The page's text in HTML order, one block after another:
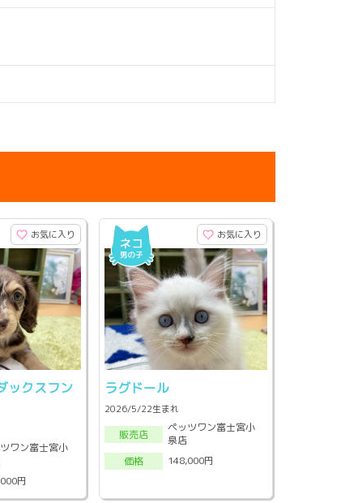
お気に入り
ックスフン
ワン富士宮小
円
お気に入り
ラグドール
2026/5/22生まれ
販売店
ペッツワン富士宮小
泉店
価格
148,000円